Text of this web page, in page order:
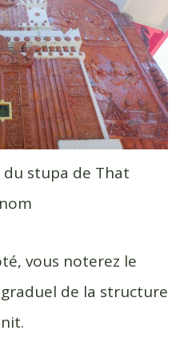
stupa de That
vous noterez le
de la structure